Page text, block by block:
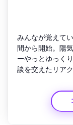
みんなが覚えて
間から開始。陽
—やっとゆっく
談を交えたリア
「新しい冒険を